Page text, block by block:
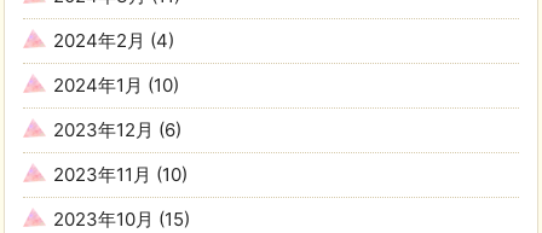
2024年2月 (4)
2024年1月 (10)
2023年12月 (6)
2023年11月 (10)
2023年10月 (15)